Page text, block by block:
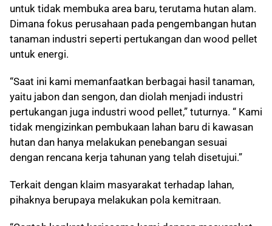
untuk tidak membuka area baru, terutama hutan alam.
Dimana fokus perusahaan pada pengembangan hutan
tanaman industri seperti pertukangan dan wood pellet
untuk energi.
“Saat ini kami memanfaatkan berbagai hasil tanaman,
yaitu jabon dan sengon, dan diolah menjadi industri
pertukangan juga industri wood pellet,” tuturnya. “ Kami
tidak mengizinkan pembukaan lahan baru di kawasan
hutan dan hanya melakukan penebangan sesuai
dengan rencana kerja tahunan yang telah disetujui.”
Terkait dengan klaim masyarakat terhadap lahan,
pihaknya berupaya melakukan pola kemitraan.